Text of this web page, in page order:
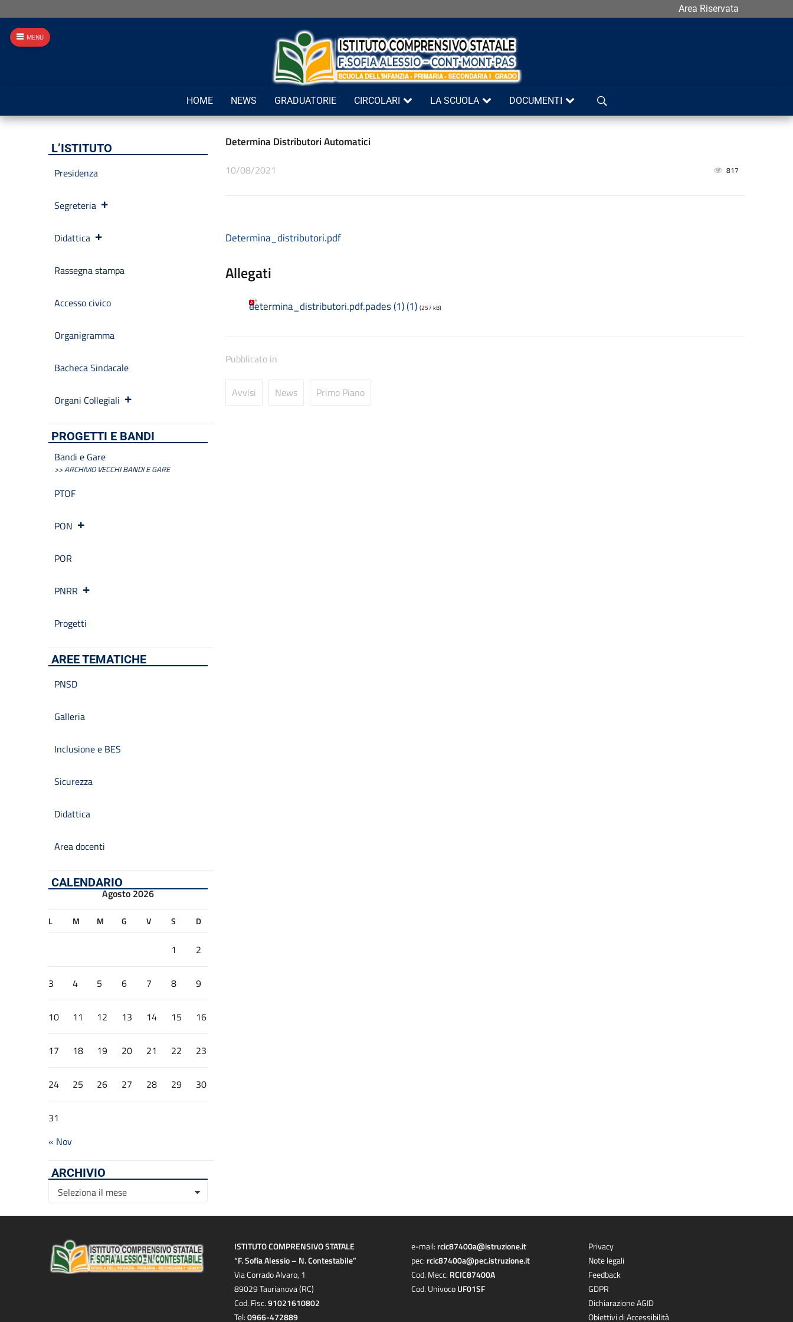
Area Riservata
Cerca
HOME NEWS GRADUATORIE CIRCOLARI LA SCUOLA DOCUMENTI
Determina Distributori Automatici
10/08/2021 817
Determina_distributori.pdf
Allegati
determina_distributori.pdf.pades (1) (1) (257 kB)
Pubblicato in
Avvisi News Primo Piano
L’ISTITUTO
Presidenza
Segreteria
Didattica
Rassegna stampa
Accesso civico
Organigramma
Bacheca Sindacale
Organi Collegiali
PROGETTI E BANDI
Bandi e Gare
>> ARCHIVIO VECCHI BANDI E GARE
PTOF
PON
POR
PNRR
Progetti
AREE TEMATICHE
PNSD
Galleria
Inclusione e BES
Sicurezza
Didattica
Area docenti
CALENDARIO
Agosto 2026
L M M G V S D
1 2
3 4 5 6 7 8 9
10 11 12 13 14 15 16
17 18 19 20 21 22 23
24 25 26 27 28 29 30
31
« Nov
ARCHIVIO
Archivio
Seleziona il mese
ISTITUTO COMPRENSIVO STATALE
“F. Sofia Alessio – N. Contestabile”
Via Corrado Alvaro, 1
89029 Taurianova (RC)
Cod. Fisc.91021610802
Tel:0966-472889
e-mail: rcic87400a@istruzione.it
pec: rcic87400a@pec.istruzione.it
Cod. Mecc. RCIC87400A
Cod. UnivocoUF01SF
Privacy
Note legali
Feedback
GDPR
Dichiarazione AGID
Obiettivi di Accessibilità
MENU